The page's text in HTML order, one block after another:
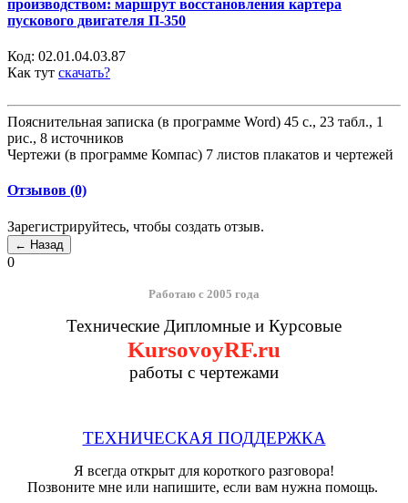
производством: маршрут восстановления картера
пускового двигателя П-350
Код: 02.01.04.03.87
Как тут скачать?
Пояснительная записка (в программе Word) 45 с., 23 табл., 1
рис., 8 источников
Чертежи (в программе Компас) 7 листов плакатов и чертежей
Отзывов (0)
Зарегистрируйтесь, чтобы создать отзыв.
0
Работаю с 2005 года
Технические Дипломные и Курсовые
KursovoyRF.ru
работы с чертежами
ТЕХНИЧЕСКАЯ ПОДДЕРЖКА
Я всегда открыт для короткого разговора!
Позвоните мне или напишите, если вам нужна помощь.